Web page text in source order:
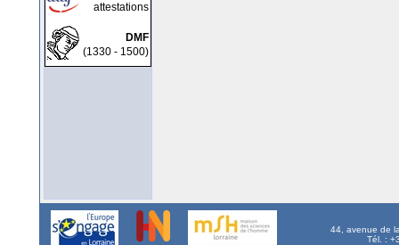
attestations
DMF
(1330 - 1500)
44, avenue de
Tél. :